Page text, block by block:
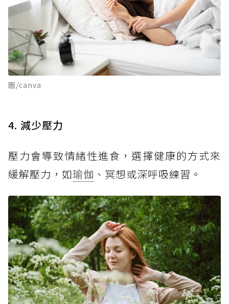
圖/canva
4. 減少壓力
壓力會導致情緒性進食，選擇健康的方式來
緩解壓力，如瑜伽 、冥想或深呼吸練習。